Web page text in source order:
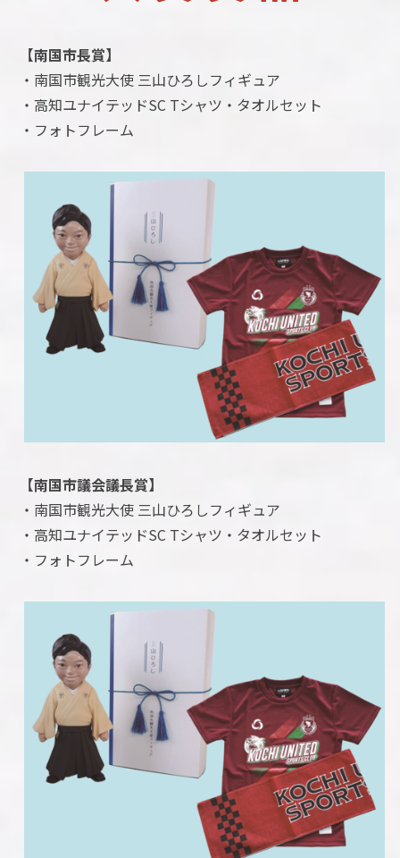
【南国市長賞】
・南国市観光大使 三山ひろしフィギュア
・高知ユナイテッドSC Tシャツ・タオルセット
・フォトフレーム
【南国市議会議長賞】
・南国市観光大使 三山ひろしフィギュア
・高知ユナイテッドSC Tシャツ・タオルセット
・フォトフレーム